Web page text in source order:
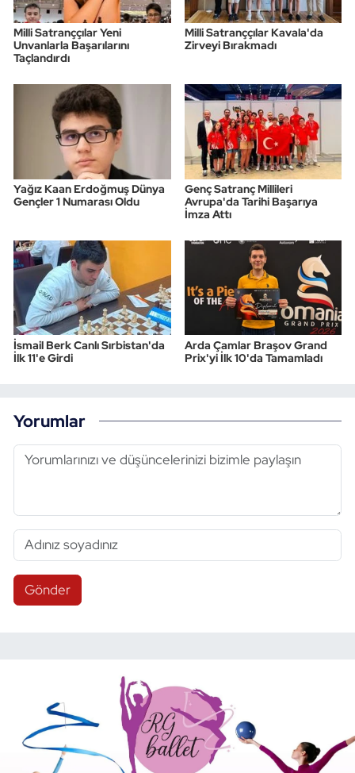
Milli Satranççılar Yeni
Unvanlarla Başarılarını
Taçlandırdı
Milli Satranççılar Kavala'da
Zirveyi Bırakmadı
Yağız Kaan Erdoğmuş Dünya
Gençler 1 Numarası Oldu
Genç Satranç Millileri
Avrupa'da Tarihi Başarıya
İmza Attı
İsmail Berk Canlı Sırbistan'da
İlk 11'e Girdi
Arda Çamlar Braşov Grand
Prix'yi İlk 10'da Tamamladı
Yorumlar
Gönder